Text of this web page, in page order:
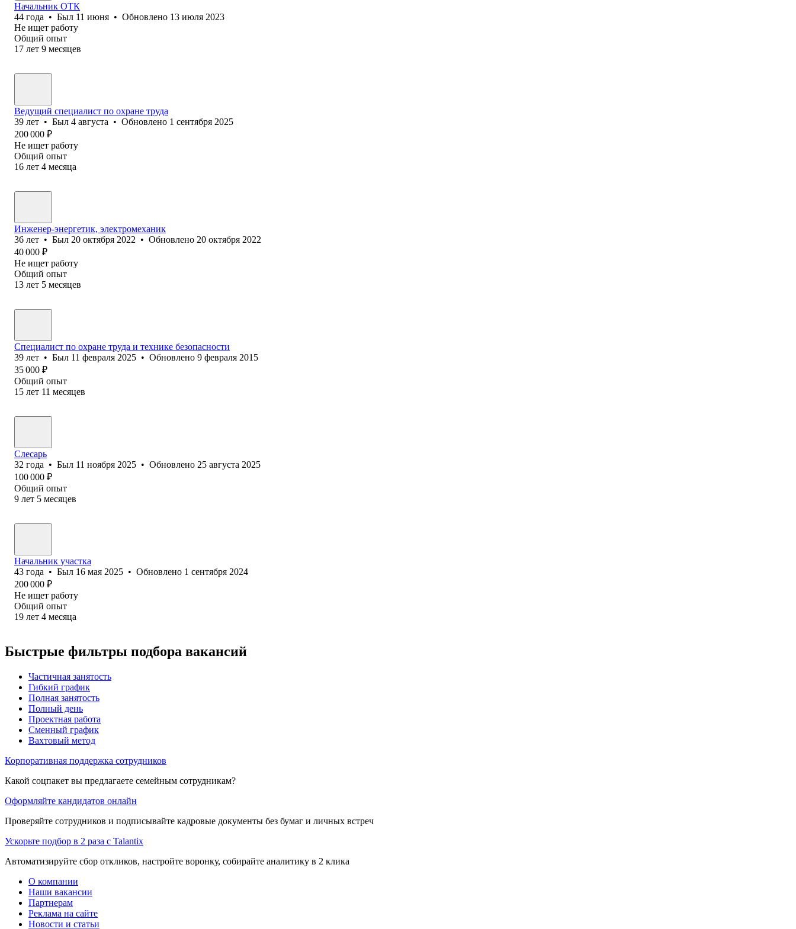
Начальник ОТК
44 года • Был 11 июня • Обновлено 13 июля 2023
Не ищет работу
Общий опыт
17 лет 9 месяцев
Ведущий специалист по охране труда
39 лет • Был 4 августа • Обновлено 1 сентября 2025
200 000 ₽
Не ищет работу
Общий опыт
16 лет 4 месяца
Инженер-энергетик, электромеханик
36 лет • Был 20 октября 2022 • Обновлено 20 октября 2022
40 000 ₽
Не ищет работу
Общий опыт
13 лет 5 месяцев
Специалист по охране труда и технике безопасности
39 лет • Был 11 февраля 2025 • Обновлено 9 февраля 2015
35 000 ₽
Общий опыт
15 лет 11 месяцев
Слесарь
32 года • Был 11 ноября 2025 • Обновлено 25 августа 2025
100 000 ₽
Общий опыт
9 лет 5 месяцев
Начальник участка
43 года • Был 16 мая 2025 • Обновлено 1 сентября 2024
200 000 ₽
Не ищет работу
Общий опыт
19 лет 4 месяца
Быстрые фильтры подбора вакансий
Частичная занятость
Гибкий график
Полная занятость
Полный день
Проектная работа
Сменный график
Вахтовый метод
Корпоративная поддержка сотрудников
Какой соцпакет вы предлагаете семейным сотрудникам?
Оформляйте кандидатов онлайн
Проверяйте сотрудников и подписывайте кадровые документы без бумаг и личных встреч
Ускорьте подбор в 2 раза с Talantix
Автоматизируйте сбор откликов, настройте воронку, собирайте аналитику в 2 клика
О компании
Наши вакансии
Партнерам
Реклама на сайте
Новости и статьи